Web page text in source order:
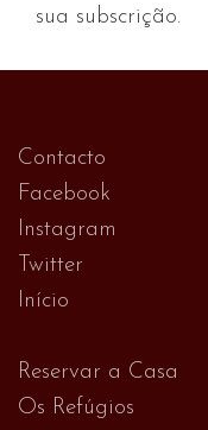
sua subscrição.
Contacto
Facebook
Instagram
Twitter
Início
Reservar a Casa
Os Refúgios